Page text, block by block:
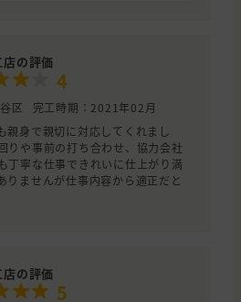
積り額でこちらに決定しました。
しています。
の評価
4
区
完工時期：2021年02月
親身で親切に対応してくれまし
りや事前の打ち合わせ、協力会社
丁寧な仕事できれいに仕上がり満
りませんが仕事内容から適正だと
の評価
5